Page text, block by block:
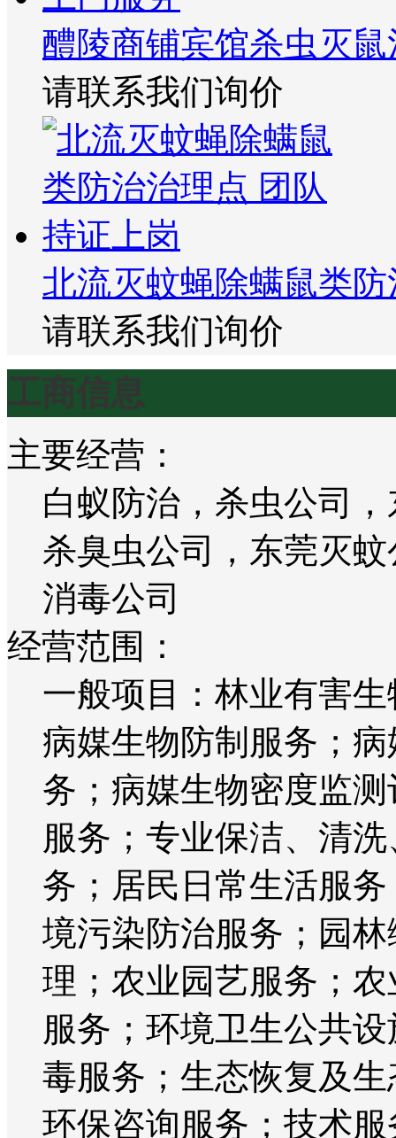
醴陵商铺宾馆杀虫灭
请联系我们询价
北流灭蚊蝇除螨鼠类
请联系我们询价
工商信息
主要经营：
白蚁防治，杀虫公司
杀臭虫公司，东莞灭
消毒公司
经营范围：
一般项目：林业有害
病媒生物防制服务；
务；病媒生物密度监
服务；专业保洁、清
务；居民日常生活服
境污染防治服务；园
理；农业园艺服务；
服务；环境卫生公共
毒服务；生态恢复及
环保咨询服务；技术